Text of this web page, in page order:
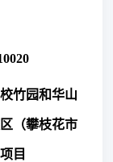
竹园和华山
（攀枝花市
目